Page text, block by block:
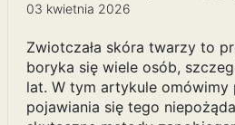
03 kwietnia 2026
Zwiotczała skóra twarzy to
boryka się wiele osób,
lat. W tym artykule omówimy
pojawiania się tego